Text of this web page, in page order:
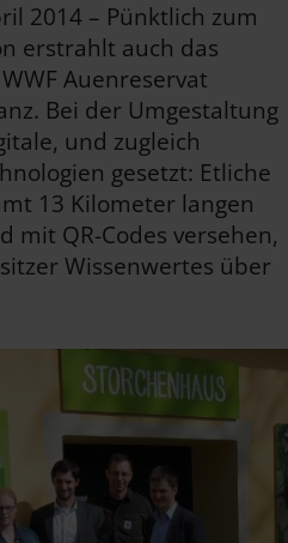
2014 – Pünktlich zum
erstrahlt auch das
Auenreservat
Bei der Umgestaltung
und zugleich
gesetzt: Etliche
13 Kilometer langen
mit QR-Codes versehen,
Wissenwertes über